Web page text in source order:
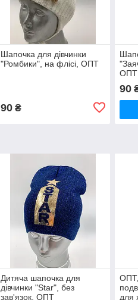
Шапочка для дівчинки
"Ромбики", на флісі, ОПТ
90₴
ОПТ
90
Дитяча шапочка для
дівчинки "Star", без
зав'язок, ОПТ
для